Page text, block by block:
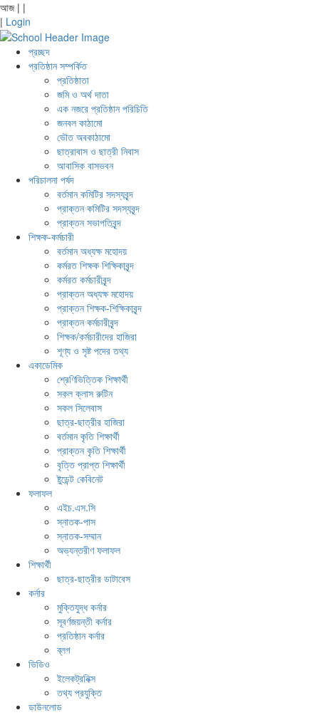
আজ | |
| Login
প্রচ্ছদ
প্রতিষ্ঠান সম্পর্কিত
প্রতিষ্ঠাতা
জমি ও অর্থ দাতা
এক নজরে প্রতিষ্ঠান পরিচিতি
জনবল কাঠামো
ভৌত অবকাঠামো
ছাত্রাবাস ও ছাত্রী নিবাস
আবাসিক বাসভবন
পরিচালনা পর্ষদ
বর্তমান কমিটির সদস্যবৃন্দ
প্রাক্তন কমিটির সদস্যবৃন্দ
প্রাক্তন সভাপতিবৃন্দ
শিক্ষক-কর্মচারী
বর্তমান অধ্যক্ষ মহোদয়
কর্মরত শিক্ষক শিক্ষিকাবৃন্দ
কর্মরত কর্মচারীবৃন্দ
প্রাক্তন অধ্যক্ষ মহোদয়
প্রাক্তন শিক্ষক-শিক্ষিকাবৃন্দ
প্রাক্তন কর্মচারীবৃন্দ
শিক্ষক/কর্মচারীদের হাজিরা
শূণ্য ও সৃষ্ট পদের তথ্য
একাডেমিক
শ্রেণিভিত্তিক শিক্ষার্থী
সকল ক্লাস রুটিন
সকল সিলেবাস
ছাত্র-ছাত্রীর হাজিরা
বর্তমান কৃতি শিক্ষার্থী
প্রাক্তন কৃতি শিক্ষার্থী
বৃত্তি প্রাপ্ত শিক্ষার্থী
ষ্টুডেন্ট কেবিনেট
ফলাফল
এইচ.এস.সি
স্নাতক-পাস
স্নাতক-সম্মান
অভ্যন্তরীণ ফলাফল
শিক্ষার্থী
ছাত্র-ছাত্রীর ডাটাবেস
কর্নার
মুক্তিযুদ্ধ কর্নার
সূবর্ণজয়ন্তী কর্নার
প্রতিষ্ঠান কর্নার
ব্লগ
ভিডিও
ইলেকট্রনিক্স
তথ্য প্রযুক্তি
ডাউনলোড